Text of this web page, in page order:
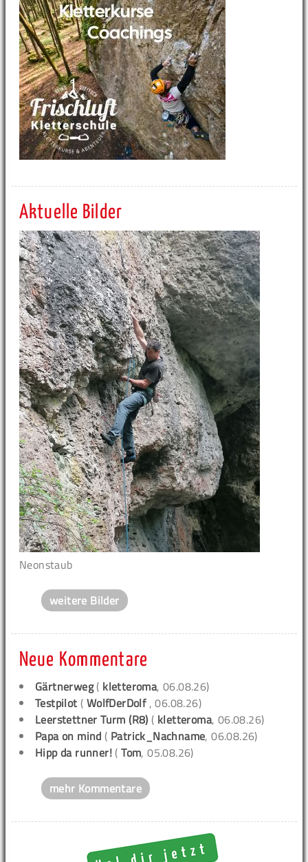
Aktuelle Bilder
Neonstaub
weitere Bilder
Neue Kommentare
Gärtnerweg( kletteroma, 06.08.26)
Testpilot ( WolfDerDolf , 06.08.26)
Leerstettner Turm (R8) ( kletteroma, 06.08.26)
Papa on mind ( Patrick_Nachname, 06.08.26)
Hipp da runner! (Tom, 05.08.26)
mehr Kommentare